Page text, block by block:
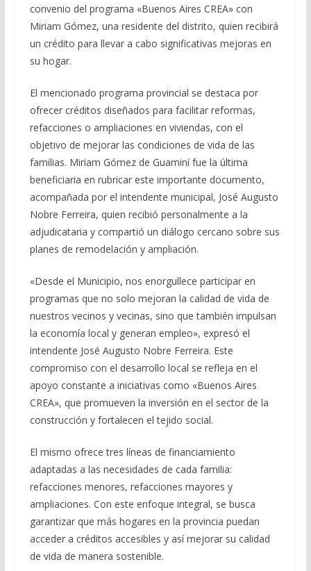
convenio del programa «Buenos Aires CREA» con
Miriam Gómez, una residente del distrito, quien recibirá
un crédito para llevar a cabo significativas mejoras en
su hogar.
El mencionado programa provincial se destaca por
ofrecer créditos diseñados para facilitar reformas,
refacciones o ampliaciones en viviendas, con el
objetivo de mejorar las condiciones de vida de las
familias. Miriam Gómez de Guaminí fue la última
beneficiaria en rubricar este importante documento,
acompañada por el intendente municipal, José Augusto
Nobre Ferreira, quien recibió personalmente a la
adjudicataria y compartió un diálogo cercano sobre sus
planes de remodelación y ampliación.
«Desde el Municipio, nos enorgullece participar en
programas que no solo mejoran la calidad de vida de
nuestros vecinos y vecinas, sino que también impulsan
la economía local y generan empleo», expresó el
intendente José Augusto Nobre Ferreira. Este
compromiso con el desarrollo local se refleja en el
apoyo constante a iniciativas como «Buenos Aires
CREA», que promueven la inversión en el sector de la
construcción y fortalecen el tejido social.
El mismo ofrece tres líneas de financiamiento
adaptadas a las necesidades de cada familia:
refacciones menores, refacciones mayores y
ampliaciones. Con este enfoque integral, se busca
garantizar que más hogares en la provincia puedan
acceder a créditos accesibles y así mejorar su calidad
de vida de manera sostenible.